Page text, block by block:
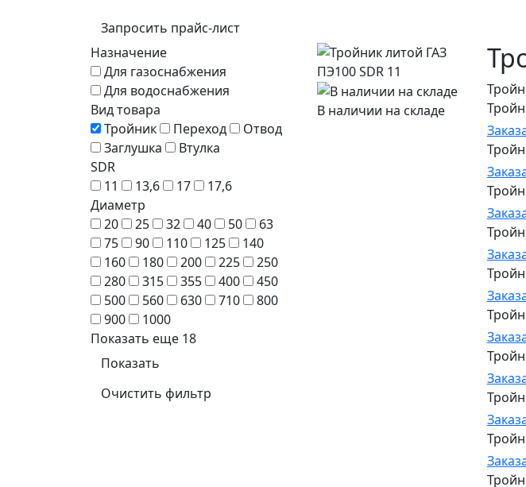
Запросить прайс-лист
Назначение
Для газоснабжения
Для водоснабжения
Вид товара
Тройник
Переход
Отвод
Заглушка
Втулка
SDR
11
13,6 17
17,6
Диаметр
20
25 32 40 50
63
75
90 110 125
140
160
180 200 225
250
280
315 355 400
450
500
560 630 710
800
900
1000
Показать еще 18
Показать
Очистить фильтр
В наличии на складе